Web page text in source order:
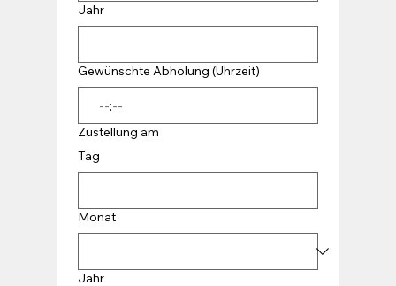
Jahr
Gewünschte Abholung (Uhrzeit)
:
Zustellung am
Tag
Monat
Jahr